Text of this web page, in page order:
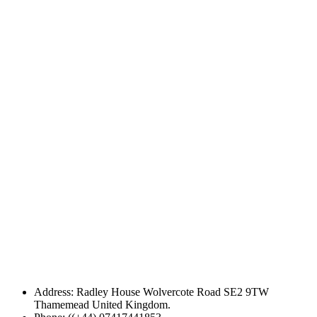
Address: Radley House Wolvercote Road SE2 9TW
Thamemead United Kingdom.